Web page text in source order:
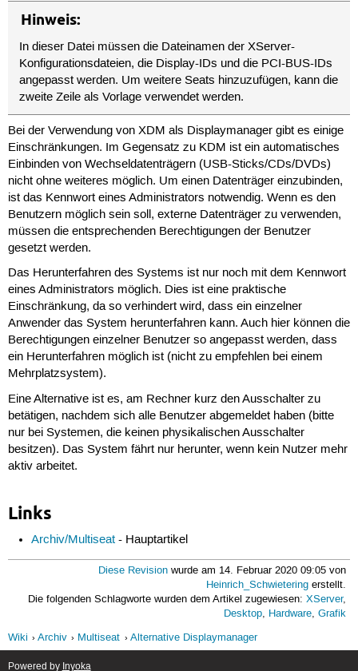
41
43
44
46
47
48
49
50
52
53
54
55
57
58
60
61
62
63
65
66
67
69
70
71
73
74
77
78
79
81
84
86
Hinweis:
In dieser Datei müssen die Dateinamen der XServer-
Konfigurationsdateien, die Display-IDs und die PCI-BUS-IDs
angepasst werden. Um weitere Seats hinzuzufügen, kann die
zweite Zeile als Vorlage verwendet werden.
Bei der Verwendung von XDM als Displaymanager gibt es einige
Einschränkungen. Im Gegensatz zu KDM ist ein automatisches
Einbinden von Wechseldatenträgern (USB-Sticks/CDs/DVDs)
nicht ohne weiteres möglich. Um einen Datenträger einzubinden,
ist das Kennwort eines Administrators notwendig. Wenn es den
Benutzern möglich sein soll, externe Datenträger zu verwenden,
müssen die entsprechenden Berechtigungen der Benutzer
gesetzt werden.
Das Herunterfahren des Systems ist nur noch mit dem Kennwort
eines Administrators möglich. Dies ist eine praktische
Einschränkung, da so verhindert wird, dass ein einzelner
Anwender das System herunterfahren kann. Auch hier können die
Berechtigungen einzelner Benutzer so angepasst werden, dass
ein Herunterfahren möglich ist (nicht zu empfehlen bei einem
Mehrplatzsystem).
Eine Alternative ist es, am Rechner kurz den Ausschalter zu
betätigen, nachdem sich alle Benutzer abgemeldet haben (bitte
nur bei Systemen, die keinen physikalischen Ausschalter
besitzen). Das System fährt nur herunter, wenn kein Nutzer mehr
aktiv arbeitet.
Links
Archiv/Multiseat - Hauptartikel
Diese Revision wurde am 14. Februar 2020 09:05 von
Heinrich_Schwietering erstellt.
Die folgenden Schlagworte wurden dem Artikel zugewiesen:XServer,
Desktop, Hardware,Grafik
Wiki
Archiv Multiseat Alternative Displaymanager
Powered by Inyoka